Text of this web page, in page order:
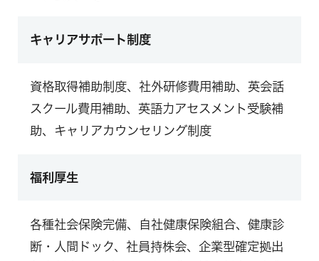
キャリアサポート制度
資格取得補助制度、社外研修費用補助、英会話
スクール費用補助、英語力アセスメント受験補
助、キャリアカウンセリング制度
福利厚生
各種社会保険完備、自社健康保険組合、健康診
断・人間ドック、社員持株会、企業型確定拠出